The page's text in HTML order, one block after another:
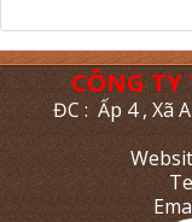
CÔNG
ĐC : Ấp 4 , Xã